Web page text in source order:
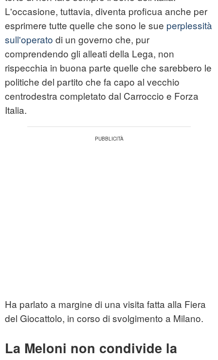
L'occasione, tuttavia, diventa proficua anche per
esprimere tutte quelle che sono le sue perplessità
sull'operato di un governo che, pur
comprendendo gli alleati della Lega, non
rispecchia in buona parte quelle che sarebbero le
politiche del partito che fa capo al vecchio
centrodestra completato dal Carroccio e Forza
Italia.
Ha parlato a margine di una visita fatta alla Fiera
del Giocattolo, in corso di svolgimento a Milano.
La Meloni non condivide la